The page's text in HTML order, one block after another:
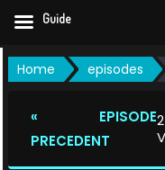
Skip
to Home episodes
« EPISODE
PRECEDENT
Guide